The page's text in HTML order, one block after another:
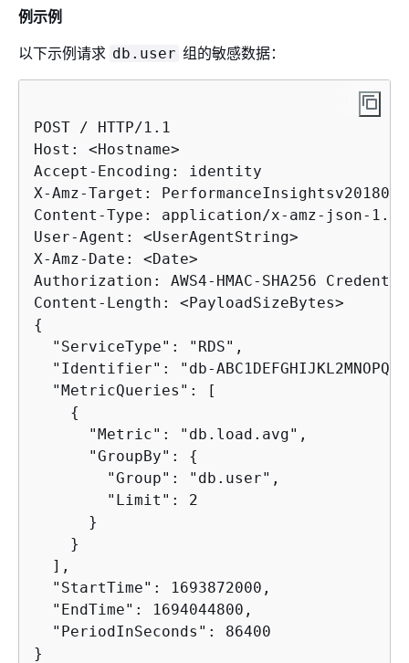
例示例
以下示例请求 db.user 组的敏感数据：
POST / HTTP/1.1
Host: <Hostname>
Accept-Encoding: identity
X-Amz-Target:
Content-Type: application/x-amz-json-1.1
User-Agent: <UserAgentString>
X-Amz-Date: <Date>
Authorization: AWS4-HMAC-SHA256
{
  "ServiceType": "RDS",
"Identifier": "db-
  "MetricQueries": [
{
      "Metric": "db.load.avg",
      "GroupBy":
{
        "Group": "db.user",
        "Limit": 2
      }
    }
  ],
  "StartTime": 1693872000,
  "EndTime": 1694044800,
  "PeriodInSeconds": 86400
}